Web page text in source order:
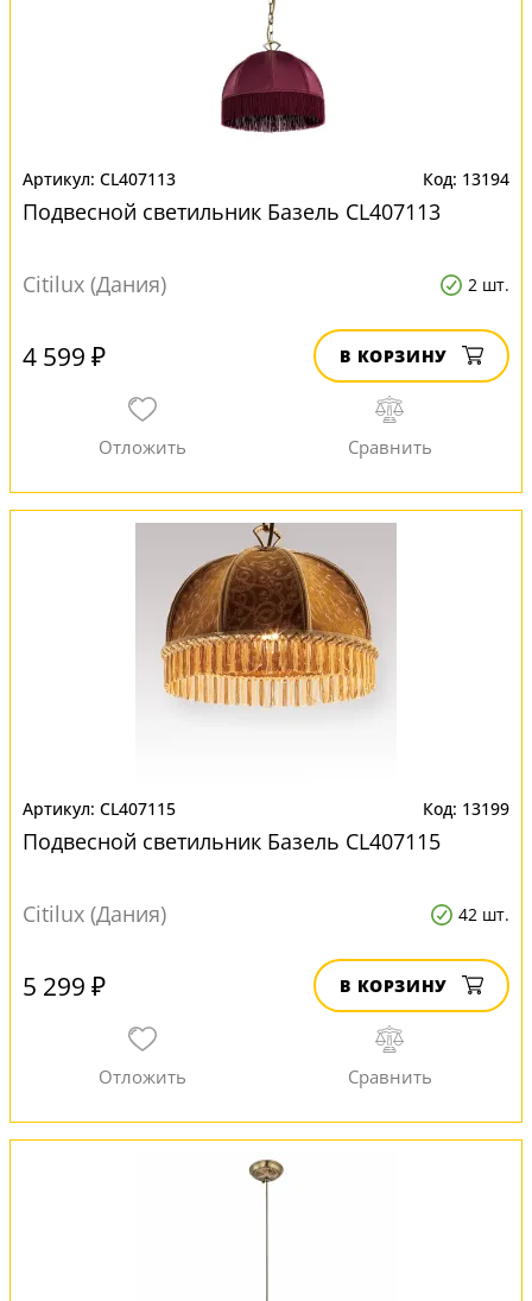
CL407113 13194
Подвесной светильник Базель CL407113
Citilux (Дания) 2 шт.
4 599 ₽ В КОРЗИНУ
CL407115 13199
Подвесной светильник Базель CL407115
Citilux (Дания) 42 шт.
5 299 ₽ В КОРЗИНУ